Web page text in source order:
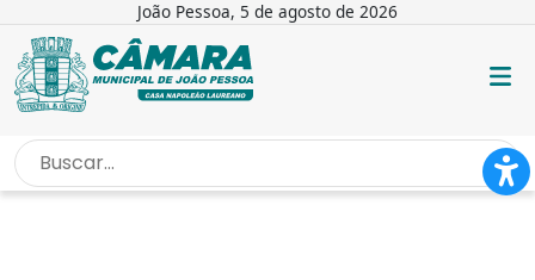
João Pessoa, 5 de agosto de 2026
INÍCIO /